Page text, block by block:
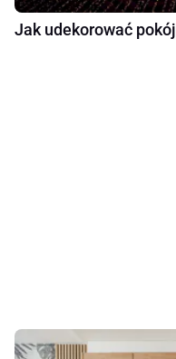
Jak udekorować pokój